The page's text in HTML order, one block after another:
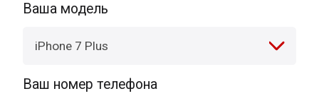
Ваша модель
iPhone 7 Plus
Ваш номер телефона